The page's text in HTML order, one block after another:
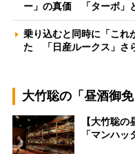
ー」の真価 「ターボ」
乗り込むと同時に「これ
た 「日産ルークス」さ
大竹聡の「昼酒御免
【大竹聡
「マンハ